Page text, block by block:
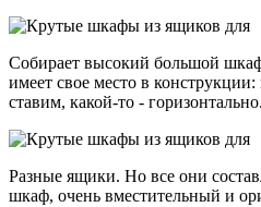
Собирает высокий большой
имеет свое место в конструкции:
ставим, какой-то - горизонтально.
Разные ящики. Но все они
шкаф, очень вместительный и